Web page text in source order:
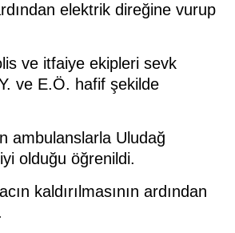
elektrik direğine vurup
ve itfaiye ekipleri sevk
ve E.Ö. hafif şekilde
ambulanslarla Uludağ
iyi olduğu öğrenildi.
kaldırılmasının ardından